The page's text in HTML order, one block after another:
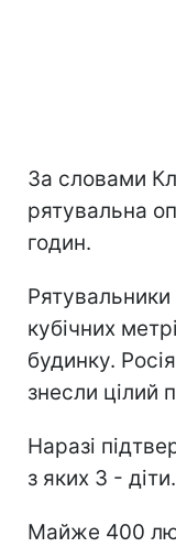
За словами
рятувальна
годин.
Рятувальники
кубічних
будинку.
знесли цілий
Наразі
з яких 3 -
Майже 400